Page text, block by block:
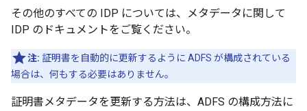
その他のすべての IDP については、メタデータに関して
IDP のドキュメントをご覧ください。
注: 証明書を自動的に更新するように ADFS が構成されている
場合は、何もする必要はありません。
証明書メタデータを更新する方法は、ADFS の構成方法に